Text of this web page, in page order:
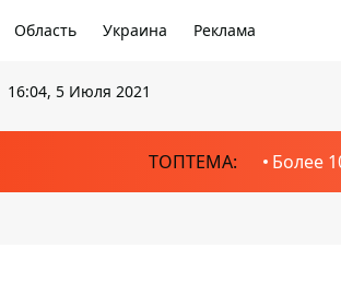
Область Украина Реклама
16:04, 5 Июля 2021
ТОПТЕМА: Более